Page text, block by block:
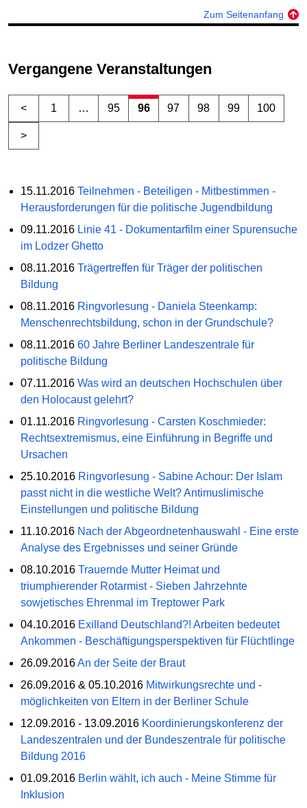
Zum Seitenanfang
Vergangene Veranstaltungen
< 1 … 95 96 97 98 99 100
>
15.11.2016 Teilnehmen - Beteiligen - Mitbestimmen -
Herausforderungen für die politische Jugendbildung
09.11.2016 Linie 41 - Dokumentarfilm einer Spurensuche
im Lodzer Ghetto
08.11.2016 Trägertreffen für Träger der politischen
Bildung
08.11.2016 Ringvorlesung - Daniela Steenkamp:
Menschenrechtsbildung, schon in der Grundschule?
08.11.2016 60 Jahre Berliner Landeszentrale für
politische Bildung
07.11.2016 Was wird an deutschen Hochschulen über
den Holocaust gelehrt?
01.11.2016 Ringvorlesung - Carsten Koschmieder:
Rechtsextremismus, eine Einführung in Begriffe und
Ursachen
25.10.2016 Ringvorlesung - Sabine Achour: Der Islam
passt nicht in die westliche Welt? Antimuslimische
Einstellungen und politische Bildung
11.10.2016 Nach der Abgeordnetenhauswahl - Eine erste
Analyse des Ergebnisses und seiner Gründe
08.10.2016 Trauernde Mutter Heimat und
triumphierender Rotarmist - Sieben Jahrzehnte
sowjetisches Ehrenmal im Treptower Park
04.10.2016 Exilland Deutschland?! Arbeiten bedeutet
Ankommen - Beschäftigungsperspektiven für Flüchtlinge
26.09.2016 An der Seite der Braut
26.09.2016 & 05.10.2016 Mitwirkungsrechte und -
möglichkeiten von Eltern in der Berliner Schule
12.09.2016 - 13.09.2016 Koordinierungskonferenz der
Landeszentralen und der Bundeszentrale für politische
Bildung 2016
01.09.2016 Berlin wählt, ich auch - Meine Stimme für
Inklusion